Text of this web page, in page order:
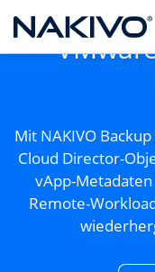
Mit NAKIVO
Cloud Director-
vApp-
Remote-